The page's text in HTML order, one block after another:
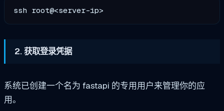
2. 获取登录凭据
系统已创建一个名为 fastapi 的专用用户来管理你的应
用。